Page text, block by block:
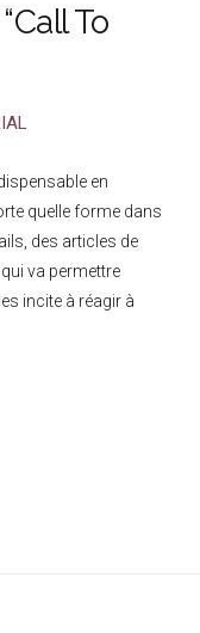
To
en
quelle forme dans
des articles de
va permettre
incite à réagir à